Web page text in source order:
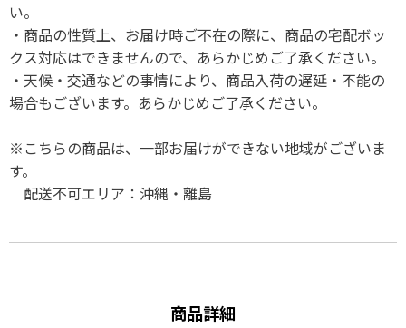
い。
・商品の性質上、お届け時ご不在の際に、商品の宅配ボッ
クス対応はできませんので、あらかじめご了承ください。
・天候・交通などの事情により、商品入荷の遅延・不能の
場合もございます。あらかじめご了承ください。
※こちらの商品は、一部お届けができない地域がございま
す。
配送不可エリア：沖縄・離島
商品詳細